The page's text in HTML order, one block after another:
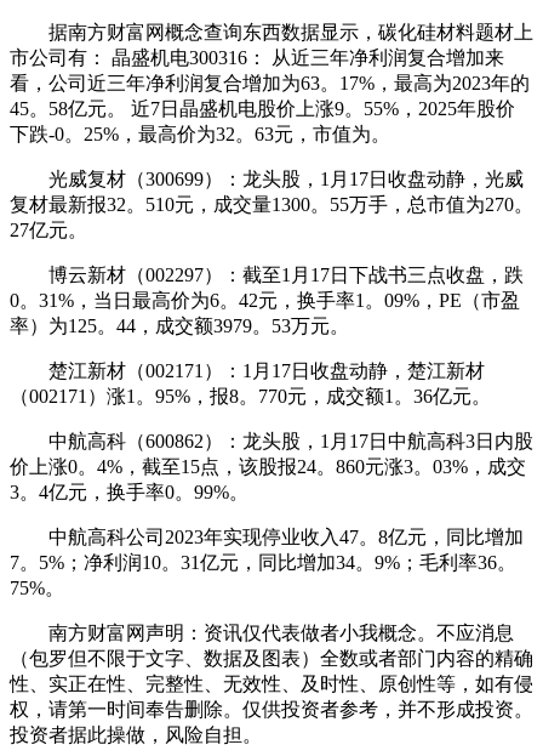
据南方财富网概念查询东西数据显示，碳化硅材料题材上
市公司有： 晶盛机电300316： 从近三年净利润复合增加来
看，公司近三年净利润复合增加为63。17%，最高为2023年的
45。58亿元。 近7日晶盛机电股价上涨9。55%，2025年股价
下跌-0。25%，最高价为32。63元，市值为。
光威复材（300699）：龙头股，1月17日收盘动静，光威
复材最新报32。510元，成交量1300。55万手，总市值为270。
27亿元。
博云新材（002297）：截至1月17日下战书三点收盘，跌
0。31%，当日最高价为6。42元，换手率1。09%，PE（市盈
率）为125。44，成交额3979。53万元。
楚江新材（002171）：1月17日收盘动静，楚江新材
（002171）涨1。95%，报8。770元，成交额1。36亿元。
中航高科（600862）：龙头股，1月17日中航高科3日内股
价上涨0。4%，截至15点，该股报24。860元涨3。03%，成交
3。4亿元，换手率0。99%。
中航高科公司2023年实现停业收入47。8亿元，同比增加
7。5%；净利润10。31亿元，同比增加34。9%；毛利率36。
75%。
南方财富网声明：资讯仅代表做者小我概念。不应消息
（包罗但不限于文字、数据及图表）全数或者部门内容的精确
性、实正在性、完整性、无效性、及时性、原创性等，如有侵
权，请第一时间奉告删除。仅供投资者参考，并不形成投资。
投资者据此操做，风险自担。